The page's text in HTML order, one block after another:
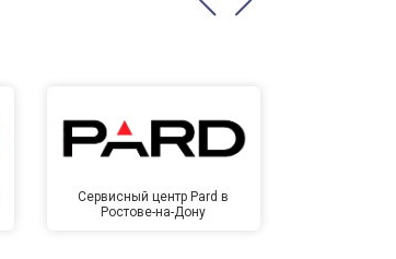
Сервисный центр Pard в
Ростове-на-Дону